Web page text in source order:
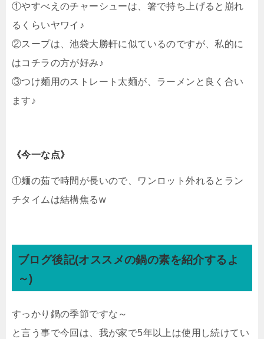
①やすべえのチャーシューは、箸で持ち上げると崩れ
るくらいヤワイ♪
②スープは、池袋大勝軒に似ているのですが、私的に
はコチラの方が好み♪
③つけ麺用のストレート太麺が、ラーメンと良く合い
ます♪
《今一な点》
①麺の茹で時間が長いので、ワンロット外れるとラン
チタイムは結構焦るw
ブログ後記(オススメの鍋の素を紹介するよ
～)
すっかり鍋の季節ですな～
と言う事で今回は、我が家で5年以上は使用し続けてい